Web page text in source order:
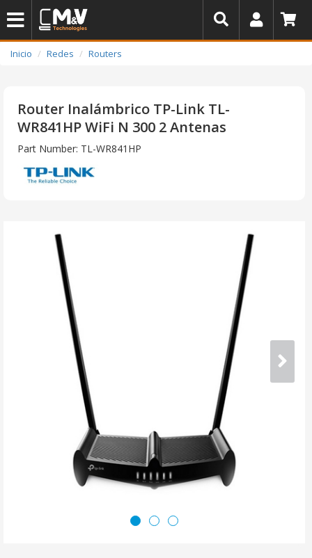
Inicio Redes Routers
Router Inalámbrico TP-Link TL-
WR841HP WiFi N 300 2 Antenas
Part Number: TL-WR841HP